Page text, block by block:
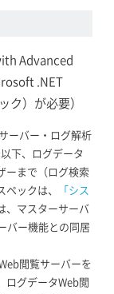
Advanced
.NET
ク）が必要）
ーバー・ログ解析
下、ログデータ
ーまで（ログ検索
ックは、
「シス
、マスターサーバ
バー機能との同居
閲覧サーバーを
ログデータWeb閲